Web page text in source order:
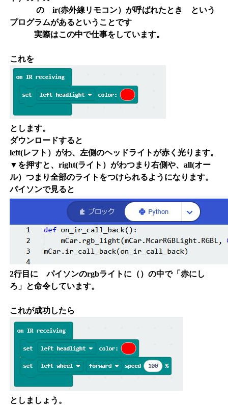
の ir(赤外線リモコン）が呼ばれたとき という
プログラムがあるということです
実際はこの中で仕事をしています。
これを
とします。
ダウンロードすると
left(レフト）がわ、左側のヘッドライトが赤く光ります。
▼を押すと、right(ライト）がわつまり右側や、all(オー
ル）つまり全部のライトをつけられるようになります。
パイソンで見ると
2行目に パイソンのrgbライトに（）の中で「赤にし
ろ」と命令しています。
これが成功したら
としましょう。